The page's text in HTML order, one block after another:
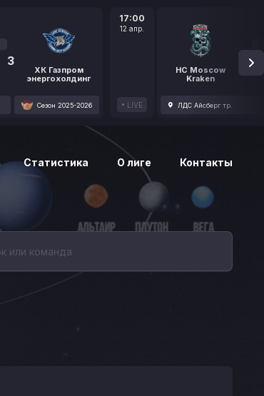
3
ХК Газпром
энергохолдинг
Сезон 2025-2026
17:00
12 апр.
LIVE
HC Moscow
Kraken
1
ЛДС Айсберг тр.
Статистика О лиге Контакты